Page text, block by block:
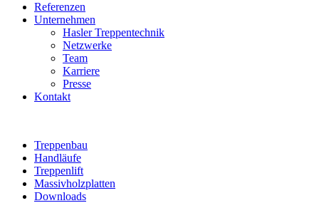
Referenzen
Unternehmen
Hasler Treppentechnik
Netzwerke
Team
Karriere
Presse
Kontakt
Treppenbau
Handläufe
Treppenlift
Massivholzplatten
Downloads